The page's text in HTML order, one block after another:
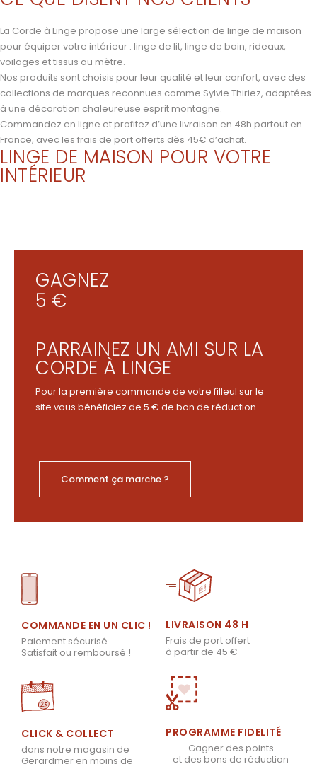
La Corde à Linge propose une large sélection de linge de maison
pour équiper votre intérieur : linge de lit, linge de bain, rideaux,
voilages et tissus au mètre.
Nos produits sont choisis pour leur qualité et leur confort, avec des
collections de marques reconnues comme Sylvie Thiriez, adaptées
à une décoration chaleureuse esprit montagne.
Commandez en ligne et profitez d’une livraison en 48h partout en
France, avec les frais de port offerts dès 45€ d’achat.
LINGE DE MAISON POUR VOTRE
INTÉRIEUR
GAGNEZ
5 €
PARRAINEZ UN AMI SUR LA
CORDE À LINGE
Pour la première commande de votre filleul sur le
site vous bénéficiez de 5 € de bon de réduction
Comment ça marche ?
COMMANDE EN UN CLIC !
Paiement sécurisé
Satisfait ou remboursé !
LIVRAISON 48 H
Frais de port offert
à partir de 45 €
CLICK & COLLECT
dans notre magasin de
Gerardmer en moins de
PROGRAMME FIDELITÉ
Gagner des points
et des bons de réduction